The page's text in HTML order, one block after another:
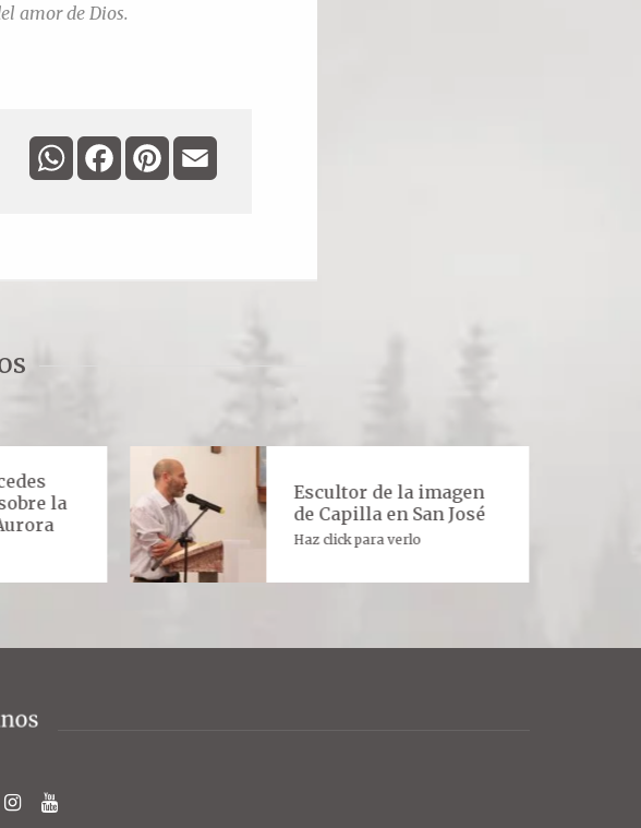
amor de Dios.
WhatsAppFacebookPinterest
la
Escultor de la imagen
de Capilla en San José
Haz click para verlo